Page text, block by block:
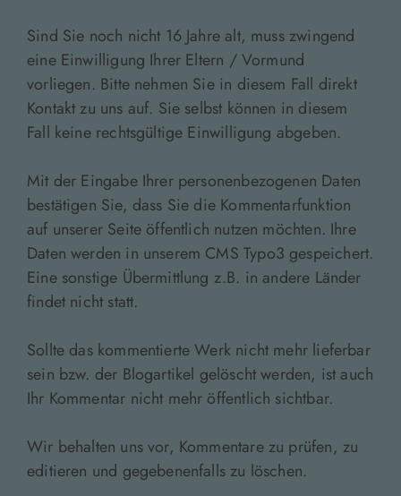
Sind Sie noch nicht 16 Jahre alt, muss zwingend
eine Einwilligung Ihrer Eltern / Vormund
vorliegen. Bitte nehmen Sie in diesem Fall direkt
Kontakt zu uns auf. Sie selbst können in diesem
Fall keine rechtsgültige Einwilligung abgeben.
Mit der Eingabe Ihrer personenbezogenen Daten
bestätigen Sie, dass Sie die Kommentarfunktion
auf unserer Seite öffentlich nutzen möchten. Ihre
Daten werden in unserem CMS Typo3 gespeichert.
Eine sonstige Übermittlung z.B. in andere Länder
findet nicht statt.
Sollte das kommentierte Werk nicht mehr lieferbar
sein bzw. der Blogartikel gelöscht werden, ist auch
Ihr Kommentar nicht mehr öffentlich sichtbar.
Wir behalten uns vor, Kommentare zu prüfen, zu
editieren und gegebenenfalls zu löschen.